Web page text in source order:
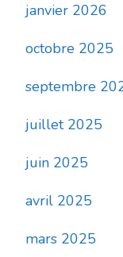
janvier 2026
octobre 2025
septembre
juillet 2025
juin 2025
avril 2025
mars 2025